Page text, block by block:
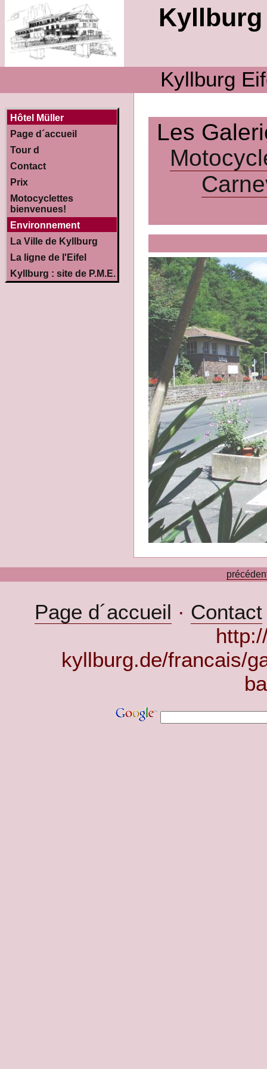
Kyllburg
Kyllburg
Hôtel Müller
Page d´accueil
Tour d
Contact
Prix
Motocyclettes
bienvenues!
Environnement
La Ville de Kyllburg
La ligne de l'Eifel
Kyllburg : site de P.M.E.
Les
Page d´accueil · Contact
kyllburg.de/francais/